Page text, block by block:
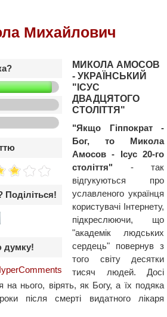
Михайлович
Поділіться!
думку!
МИКОЛА АМОСОВ
- УКРАЇНСЬКИЙ
"ІСУС
ДВАДЦЯТОГО
СТОЛІТТЯ"
"Якщо Гіппократ -
Бог, то Микола
Амосов - Ісус 20-го
століття" - так
відгукуються про
уславленого українця
користувачі Інтернету,
підкреслюючи, що
"академік людських
сердець" повернув з
того світу десятки
тисяч людей. Досі
нього, вірять, як Богу, а їх подяка
після смерті видатного лікаря